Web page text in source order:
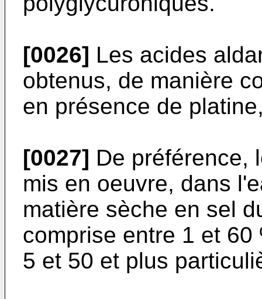
[0026] Les acides
obtenus, de manière
en présence de
[0027] De préférence,
mis en oeuvre, dans
matière sèche en sel
comprise entre 1 et
5 et 50 et plus